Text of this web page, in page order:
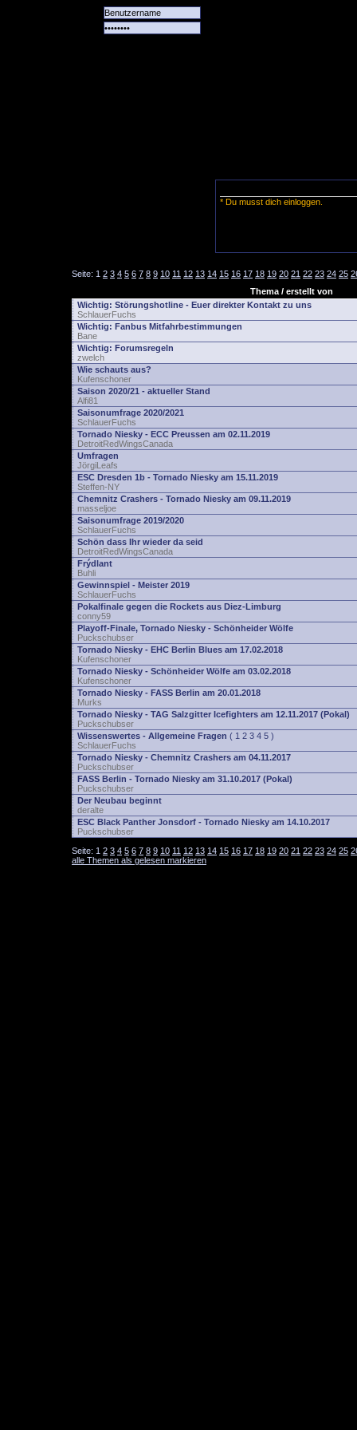
* Du musst dich einloggen.
Seite: 1 2 3 4 5 6 7 8 9 10 11 12 13 14 15 16 17 18 19 20 21 22 23 24 25
Thema / erstellt von
Wichtig: Störungshotline - Euer direkter Kontakt zu uns
SchlauerFuchs
Wichtig: Fanbus Mitfahrbestimmungen
Bane
Wichtig: Forumsregeln
zwelch
Wie schauts aus?
Kufenschoner
Saison 2020/21 - aktueller Stand
Alfi81
Saisonumfrage 2020/2021
SchlauerFuchs
Tornado Niesky - ECC Preussen am 02.11.2019
DetroitRedWingsCanada
Umfragen
JörgiLeafs
ESC Dresden 1b - Tornado Niesky am 15.11.2019
Steffen-NY
Chemnitz Crashers - Tornado Niesky am 09.11.2019
masseljoe
Saisonumfrage 2019/2020
SchlauerFuchs
Schön dass Ihr wieder da seid
DetroitRedWingsCanada
Frýdlant
Buhli
Gewinnspiel - Meister 2019
SchlauerFuchs
Pokalfinale gegen die Rockets aus Diez-Limburg
conny59
Playoff-Finale, Tornado Niesky - Schönheider Wölfe
Puckschubser
Tornado Niesky - EHC Berlin Blues am 17.02.2018
Kufenschoner
Tornado Niesky - Schönheider Wölfe am 03.02.2018
Kufenschoner
Tornado Niesky - FASS Berlin am 20.01.2018
Murks
Tornado Niesky - TAG Salzgitter Icefighters am 12.11.2017 (Pokal)
Puckschubser
Wissenswertes - Allgemeine Fragen ( 1 2 3 4 5 )
SchlauerFuchs
Tornado Niesky - Chemnitz Crashers am 04.11.2017
Puckschubser
FASS Berlin - Tornado Niesky am 31.10.2017 (Pokal)
Puckschubser
Der Neubau beginnt
deralte
ESC Black Panther Jonsdorf - Tornado Niesky am 14.10.2017
Puckschubser
Seite: 1 2 3 4 5 6 7 8 9 10 11 12 13 14 15 16 17 18 19 20 21 22 23 24 25
alle Themen als gelesen markieren